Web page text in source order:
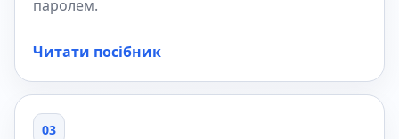
паролем.
Читати посібник
03